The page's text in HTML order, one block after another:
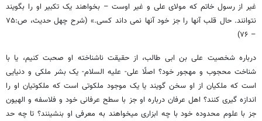
غیر از رسول خاتم که مولای علی و غیر اوست – بخواهند یک تکبیر او را بگویند
نتوانند. حال قلب آنها را جز خود آنها نمی‏ داند کسی.‏» (شرح چهل حدیث، ص:۷۵
– ۷۶)
درباره شخصیت علی بن ابی طالب، از حقیقت ناشناخته او صحبت کنیم، یا با
شناخت محجوب و مهجور خود؟ اصلًا علی- علیه السلام- یک بشر ملکی و دنیایی
است که ملکیان از او سخن گویند یا یک موجود ملکوتی است که ملکوتیان او را
اندازه گیری کنند؟ اهل عرفان درباره او جز با سطح عرفانی خود و فلاسفه و الهیون
جز با علوم محدوده خود با چه ابزاری می‏خواهند به معرفی او بنشینند؟ تا چه حد